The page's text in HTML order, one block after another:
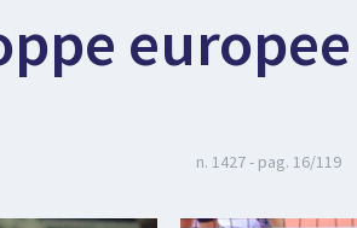
europee
n. 1427 - pag. 16/119